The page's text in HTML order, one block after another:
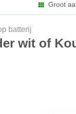
Groot
batterij
wit of